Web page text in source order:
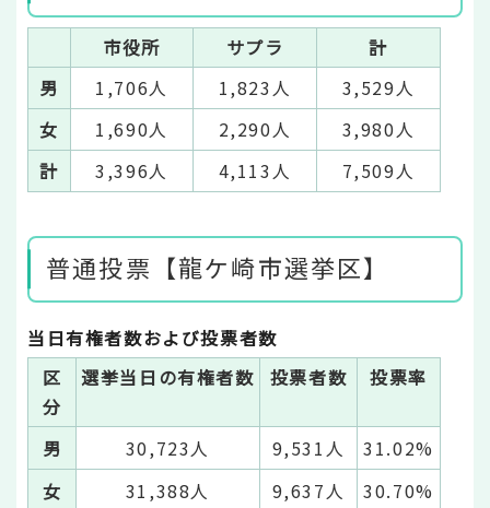
市役所 サプラ
計
男
1,706人 1,823人
3,529人
女
1,690人 2,290人
3,980人
計
3,396人 4,113人 7,509人
普通投票【龍ケ崎市選挙区】
当日有権者数および投票者数
区
分
選挙当日の有権者数 投票者数 投票率
男 30,723人 9,531人
31.02%
女
31,388人 9,637人
30.70%